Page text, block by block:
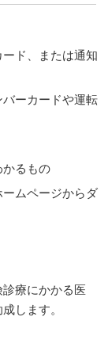
ド、または通知
ーカードや運転
かるもの
ムページからダ
療にかかる医
します。